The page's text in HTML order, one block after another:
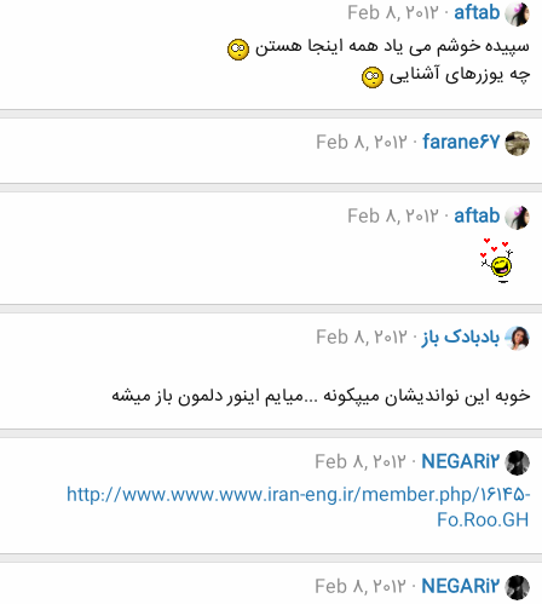
aftab
Feb 8, 2012
سپیده خوشم می یاد همه اینجا هستن
چه یوزرهای آشنایی
farane67
Feb 8, 2012
aftab
Feb 8, 2012
بادبادک باز Feb 8, 2012
خوبه این نواندیشان میپکونه ...میایم اینور دلمون باز میشه
NEGARi2
Feb 8, 2012
http://www.www.www.iran-eng.ir/member.php/16145-
Fo.Roo.GH
NEGARi2
Feb 8, 2012